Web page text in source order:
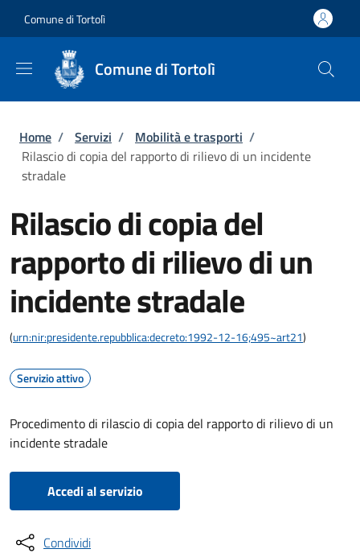
Comune di Tortolì
Comune di Tortolì
Briciole di pane
Home / Servizi / Mobilità e trasporti /
Rilascio di copia del rapporto di rilievo di un incidente
stradale
Rilascio di copia del
rapporto di rilievo di un
incidente stradale
(urn:nir:presidente.repubblica:decreto:1992-12-16;495~art21)
Servizio attivo
Procedimento di rilascio di copia del rapporto di rilievo di un
incidente stradale
Accedi al servizio
Condividi